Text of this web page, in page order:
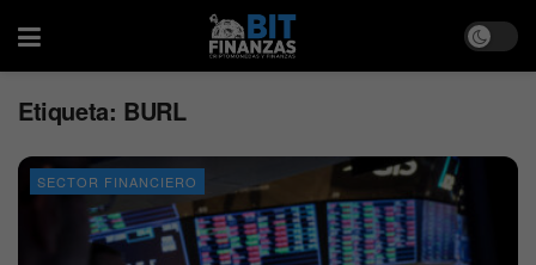
Etiqueta: BURL
SECTOR FINANCIERO